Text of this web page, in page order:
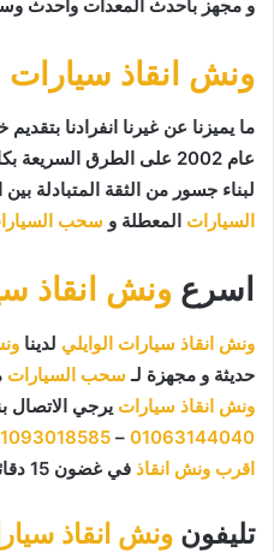
و مجهز بأحدث المعدات وأحدث
ونش انقاذ سيارات
ما يميزنا عن غيرنا انفرادنا
عام 2002 على الطرق
لبناء جسور من الثقة المتبادلة بين
السيارات المعطلة و سحب
اسرع ونش انقاذ
ونش انقاذ سيارات الوايلي لدينا
حديثة و مجهزة لـ سحب السيارات
ونش انقاذ سيارات يرجي الاتصال
01063144040
–
اقرب ونش انقاذ في غضون 15 دقائق بحد اقصي.
تليفون ونش انقاذ